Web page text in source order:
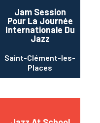
Jam Session
Pour La Journée
Internationale Du
Jazz
Saint-Clément-les-
Places